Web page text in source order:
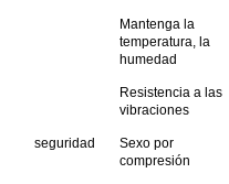
Mantenga la
temperatura, la
humedad
Resistencia a las
vibraciones
seguridad
Sexo por
compresión